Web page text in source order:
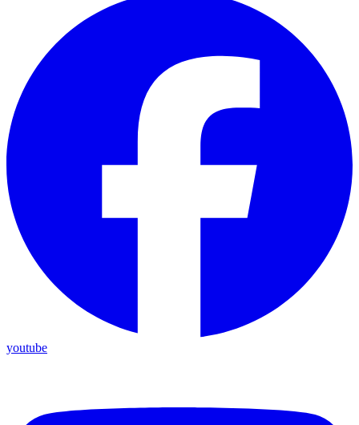
youtube